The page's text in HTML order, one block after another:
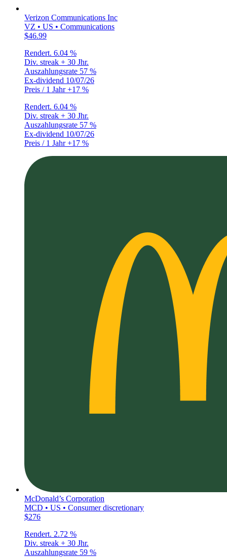
Verizon Communications Inc
VZ • US • Communications
$46.99
Rendert. 6.04 %
Div. streak + 30 Jhr.
Auszahlungsrate 57 %
Ex-dividend 10/07/26
Preis / 1 Jahr+17 %
Rendert. 6.04 %
Div. streak + 30 Jhr.
Auszahlungsrate 57 %
Ex-dividend 10/07/26
Preis / 1 Jahr+17 %
McDonald’s Corporation
MCD • US • Consumer discretionary
$276
Rendert. 2.72 %
Div. streak + 30 Jhr.
Auszahlungsrate 59 %